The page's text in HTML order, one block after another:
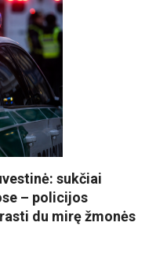
sukčiai
– policijos
du mirę žmonės